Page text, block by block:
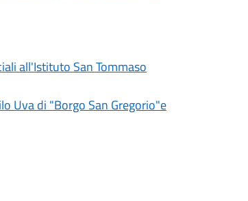
all'Istituto San Tommaso
Uva di "Borgo San Gregorio"e